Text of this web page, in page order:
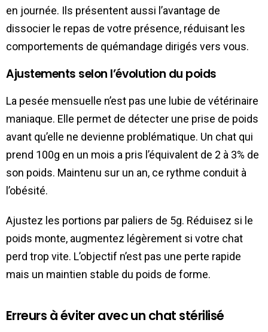
en journée. Ils présentent aussi l’avantage de
dissocier le repas de votre présence, réduisant les
comportements de quémandage dirigés vers vous.
Ajustements selon l’évolution du poids
La pesée mensuelle n’est pas une lubie de vétérinaire
maniaque. Elle permet de détecter une prise de poids
avant qu’elle ne devienne problématique. Un chat qui
prend 100g en un mois a pris l’équivalent de 2 à 3% de
son poids. Maintenu sur un an, ce rythme conduit à
l’obésité.
Ajustez les portions par paliers de 5g. Réduisez si le
poids monte, augmentez légèrement si votre chat
perd trop vite. L’objectif n’est pas une perte rapide
mais un maintien stable du poids de forme.
Erreurs à éviter avec un chat stérilisé